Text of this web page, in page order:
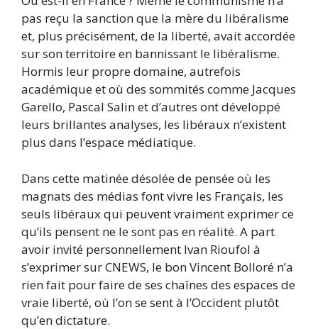
pas reçu la sanction que la mère du libéralisme
et, plus précisément, de la liberté, avait accordée
sur son territoire en bannissant le libéralisme.
Hormis leur propre domaine, autrefois
académique et où des sommités comme Jacques
Garello, Pascal Salin et d’autres ont développé
leurs brillantes analyses, les libéraux n’existent
plus dans l’espace médiatique.
Dans cette matinée désolée de pensée où les
magnats des médias font vivre les Français, les
seuls libéraux qui peuvent vraiment exprimer ce
qu’ils pensent ne le sont pas en réalité. A part
avoir invité personnellement Ivan Rioufol à
s’exprimer sur CNEWS, le bon Vincent Bolloré n’a
rien fait pour faire de ses chaînes des espaces de
vraie liberté, où l’on se sent à l’Occident plutôt
qu’en dictature.